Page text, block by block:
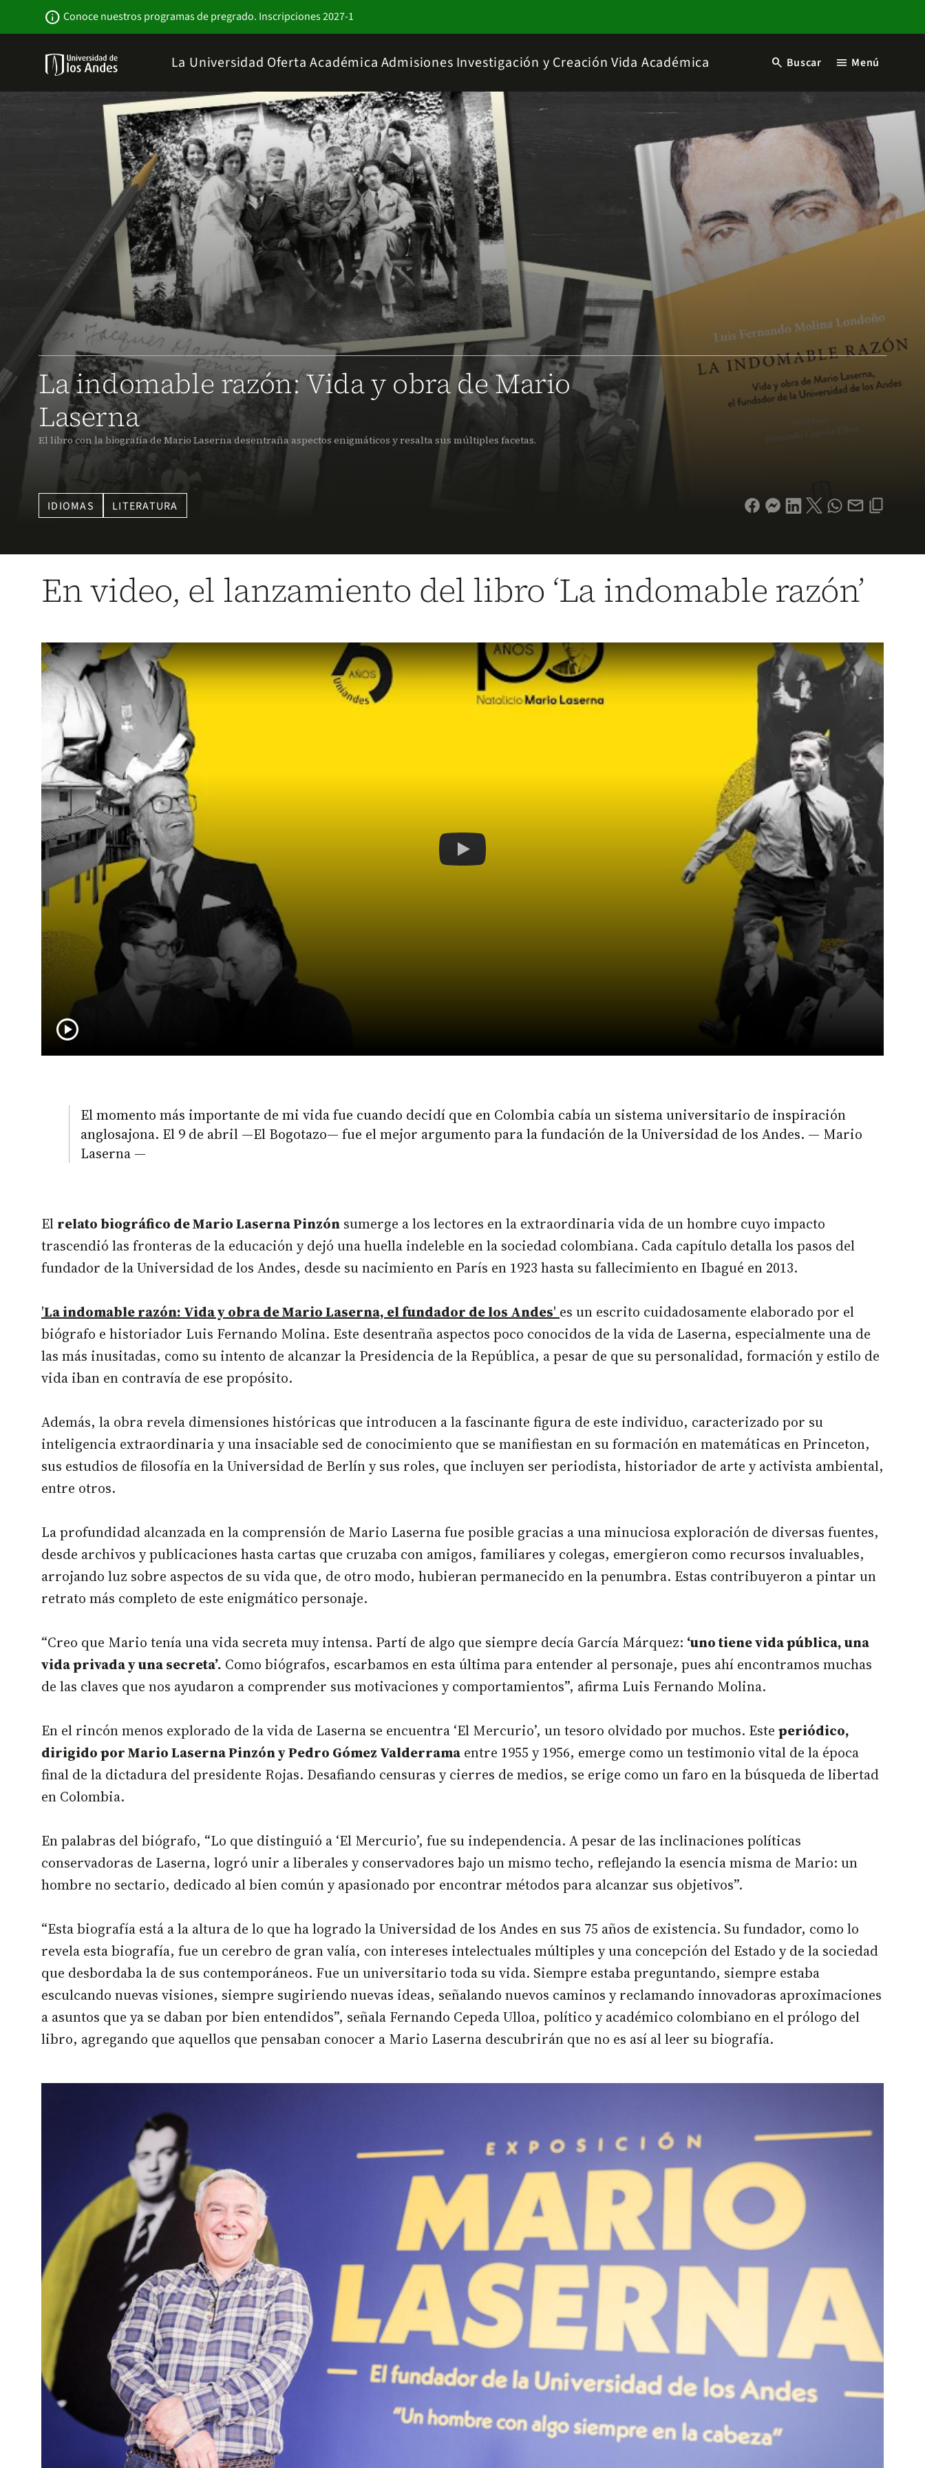
info Conoce nuestros programas de pregrado. Inscripciones 2027-1
Sitio
Institucional
La Universidad Oferta Académica Admisiones Investigación y Creación Vida Académica search Buscar menu Menú
La indomable razón: Vida y obra de Mario
Laserna
El libro con la biografía de Mario Laserna desentraña aspectos enigmáticos y resalta sus múltiples facetas.
IDIOMAS LITERATURA
En video, el lanzamiento del libro ‘La indomable razón’
Remote video URL
El legado de Mario
play_circle
El momento más importante de mi vida fue cuando decidí que en Colombia cabía un sistema universitario de inspiración
anglosajona. El 9 de abril —El Bogotazo— fue el mejor argumento para la fundación de la Universidad de los Andes. — Mario
Laserna —
El relato biográfico de Mario Laserna Pinzón sumerge a los lectores en la extraordinaria vida de un hombre cuyo impacto
trascendió las fronteras de la educación y dejó una huella indeleble en la sociedad colombiana. Cada capítulo detalla los pasos del
fundador de la Universidad de los Andes, desde su nacimiento en París en 1923 hasta su fallecimiento en Ibagué en 2013.
'La indomable razón: Vida y obra de Mario Laserna, el fundador de los Andes' es un escrito cuidadosamente elaborado por el
biógrafo e historiador Luis Fernando Molina. Este desentraña aspectos poco conocidos de la vida de Laserna, especialmente una de
las más inusitadas, como su intento de alcanzar la Presidencia de la República, a pesar de que su personalidad, formación y estilo de
vida iban en contravía de ese propósito.
Además, la obra revela dimensiones históricas que introducen a la fascinante figura de este individuo, caracterizado por su
inteligencia extraordinaria y una insaciable sed de conocimiento que se manifiestan en su formación en matemáticas en Princeton,
sus estudios de filosofía en la Universidad de Berlín y sus roles, que incluyen ser periodista, historiador de arte y activista ambiental,
entre otros.
La profundidad alcanzada en la comprensión de Mario Laserna fue posible gracias a una minuciosa exploración de diversas fuentes,
desde archivos y publicaciones hasta cartas que cruzaba con amigos, familiares y colegas, emergieron como recursos invaluables,
arrojando luz sobre aspectos de su vida que, de otro modo, hubieran permanecido en la penumbra. Estas contribuyeron a pintar un
retrato más completo de este enigmático personaje.
“Creo que Mario tenía una vida secreta muy intensa. Partí de algo que siempre decía García Márquez: ‘uno tiene vida pública, una
vida privada y una secreta’. Como biógrafos, escarbamos en esta última para entender al personaje, pues ahí encontramos muchas
de las claves que nos ayudaron a comprender sus motivaciones y comportamientos”, afirma Luis Fernando Molina.
En el rincón menos explorado de la vida de Laserna se encuentra ‘El Mercurio’, un tesoro olvidado por muchos. Este periódico,
dirigido por Mario Laserna Pinzón y Pedro Gómez Valderrama entre 1955 y 1956, emerge como un testimonio vital de la época
final de la dictadura del presidente Rojas. Desafiando censuras y cierres de medios, se erige como un faro en la búsqueda de libertad
en Colombia.
En palabras del biógrafo, “Lo que distinguió a ‘El Mercurio’, fue su independencia. A pesar de las inclinaciones políticas
conservadoras de Laserna, logró unir a liberales y conservadores bajo un mismo techo, reflejando la esencia misma de Mario: un
hombre no sectario, dedicado al bien común y apasionado por encontrar métodos para alcanzar sus objetivos”.
“Esta biografía está a la altura de lo que ha logrado la Universidad de los Andes en sus 75 años de existencia. Su fundador, como lo
revela esta biografía, fue un cerebro de gran valía, con intereses intelectuales múltiples y una concepción del Estado y de la sociedad
que desbordaba la de sus contemporáneos. Fue un universitario toda su vida. Siempre estaba preguntando, siempre estaba
esculcando nuevas visiones, siempre sugiriendo nuevas ideas, señalando nuevos caminos y reclamando innovadoras aproximaciones
a asuntos que ya se daban por bien entendidos”, señala Fernando Cepeda Ulloa, político y académico colombiano en el prólogo del
libro, agregando que aquellos que pensaban conocer a Mario Laserna descubrirán que no es así al leer su biografía.